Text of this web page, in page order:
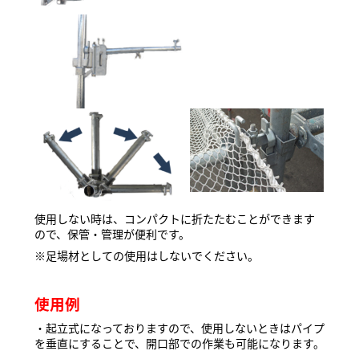
使用しない時は、コンパクトに折たたむことができます
ので、保管・管理が便利です。
※足場材としての使用はしないでください。
使用例
・起立式になっておりますので、使用しないときはパイプ
を垂直にすることで、開口部での作業も可能になります。